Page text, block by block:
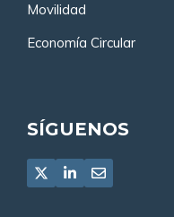
Movilidad
Economía Circular
SÍGUENOS